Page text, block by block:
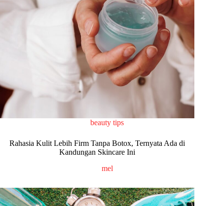
beauty tips
Rahasia Kulit Lebih Firm Tanpa Botox, Ternyata Ada di
Kandungan Skincare Ini
mel